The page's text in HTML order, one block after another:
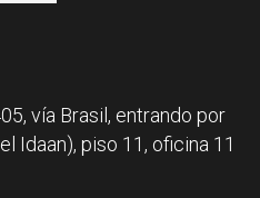
vía Brasil, entrando por
Idaan), piso 11, oficina 11